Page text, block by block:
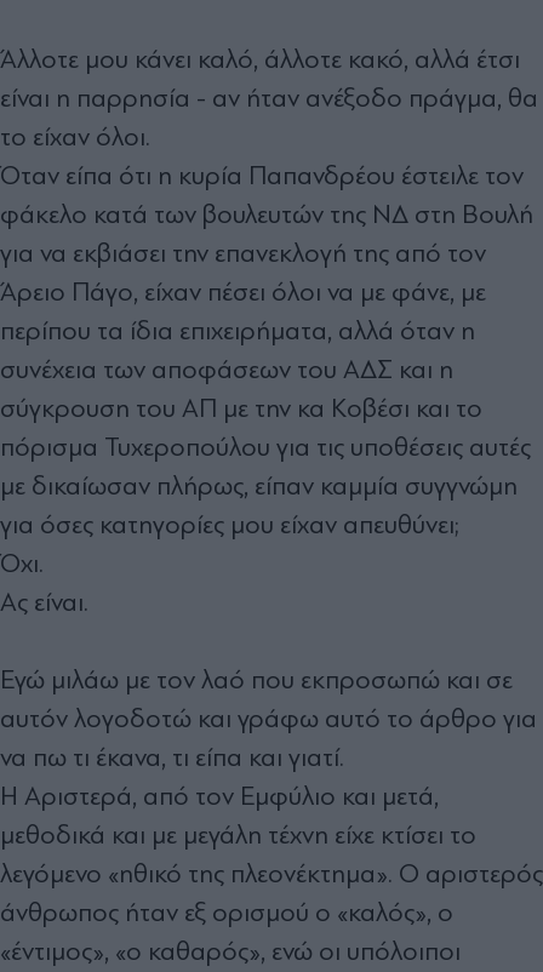
Άλλοτε μου κάνει καλό, άλλοτε κακό, αλλά έτσι
είναι η παρρησία - αν ήταν ανέξοδο πράγμα, θα
το είχαν όλοι.
Όταν είπα ότι η κυρία Παπανδρέου έστειλε τον
φάκελο κατά των βουλευτών της ΝΔ στη Βουλή
για να εκβιάσει την επανεκλογή της από τον
Άρειο Πάγο, είχαν πέσει όλοι να με φάνε, με
περίπου τα ίδια επιχειρήματα, αλλά όταν η
συνέχεια των αποφάσεων του ΑΔΣ και η
σύγκρουση του ΑΠ με την κα Κοβέσι και το
πόρισμα Τυχεροπούλου για τις υποθέσεις αυτές
με δικαίωσαν πλήρως, είπαν καμμία συγγνώμη
για όσες κατηγορίες μου είχαν απευθύνει;
Όχι.
Ας είναι.
Εγώ μιλάω με τον λαό που εκπροσωπώ και σε
αυτόν λογοδοτώ και γράφω αυτό το άρθρο για
να πω τι έκανα, τι είπα και γιατί.
Η Αριστερά, από τον Εμφύλιο και μετά,
μεθοδικά και με μεγάλη τέχνη είχε κτίσει το
λεγόμενο «ηθικό της πλεονέκτημα». Ο αριστερός
άνθρωπος ήταν εξ ορισμού ο «καλός», ο
«έντιμος», «ο καθαρός», ενώ οι υπόλοιποι